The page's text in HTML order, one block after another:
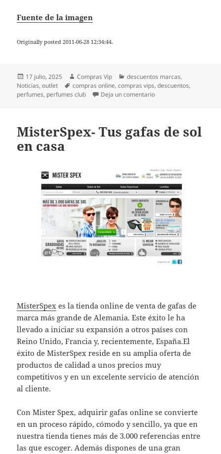
Fuente de la imagen
Originally posted 2011-06-28 12:34:44.
Publicado
el
17 julio, 2025 Autor
Compras Vip Categorías
descuentos marcas,
Noticias,outlet Etiquetas
compras online,compras vips,descuentos,
perfumes, perfumes club Deja un comentarioen El Club del
MisterSpex- Tus gafas de sol
en casa
MisterSpex es la tienda online de venta de gafas de
marca más grande de Alemania. Este éxito le ha
llevado a iniciar su expansión a otros países con
Reino Unido, Francia y, recientemente, España.El
éxito de MisterSpex reside en su amplia oferta de
productos de calidad a unos precios muy
competitivos y en un excelente servicio de atención
al cliente.
Con Mister Spex, adquirir gafas online se convierte
en un proceso rápido, cómodo y sencillo, ya que en
nuestra tienda tienes más de 3.000 referencias entre
las que escoger. Además dispones de una gran